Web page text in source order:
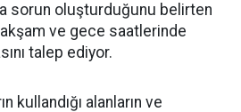
sorun oluşturduğunu belirten
ve gece saatlerinde
talep ediyor.
kullandığı alanların ve